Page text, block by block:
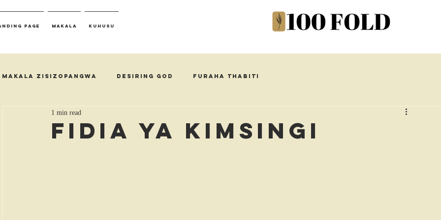
Page Makala Kuhusu
Makala Zisizopangwa Desiring God Furaha Thabiti
Fidia ya Kimsingi
1 min read